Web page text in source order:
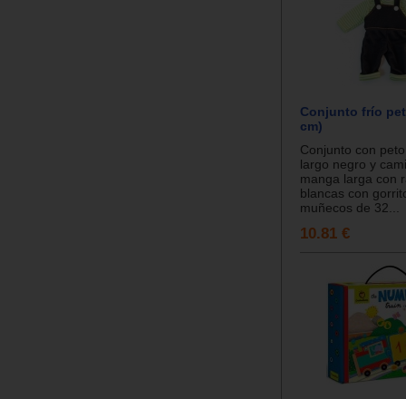
Conjunto frío
cm)
Conjunto con
largo negro y
manga larga con
blancas con
muñecos de 32...
10.81 €